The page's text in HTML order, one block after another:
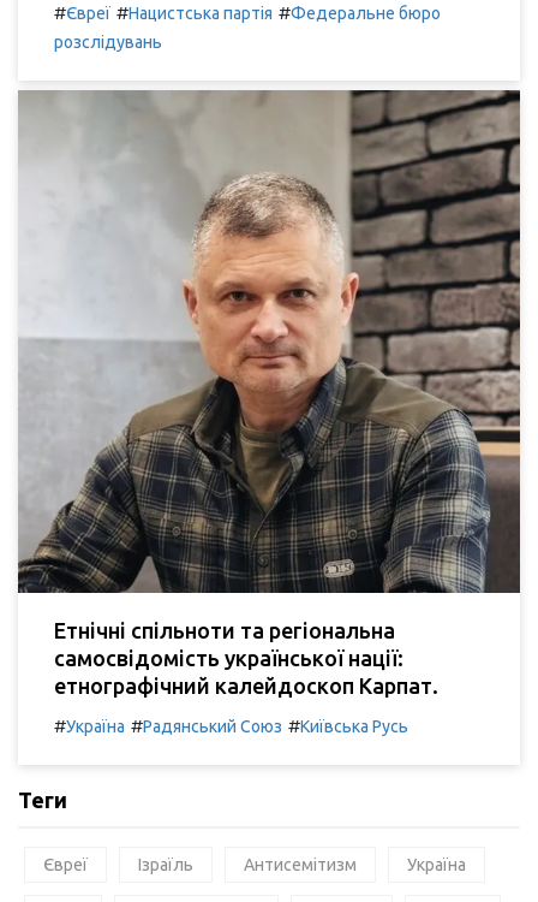
#Євреї #Нацистська партія #Федеральне бюро
розслідувань
Етнічні спільноти та регіональна
самосвідомість української нації:
етнографічний калейдоскоп Карпат.
#Україна #Радянський Союз #Київська Русь
Теги
Євреї Ізраїль Антисемітизм Україна